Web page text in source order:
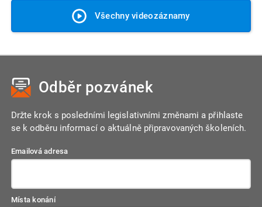
Všechny videozáznamy
Odběr pozvánek
Držte krok s posledními legislativními změnami a přihlaste
se k odběru informací o aktuálně připravovaných školeních.
Emailová adresa
Místa konání